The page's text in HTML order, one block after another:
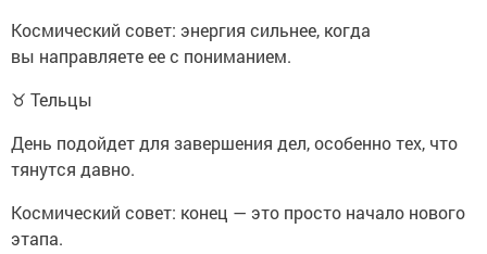
Космический совет: энергия сильнее, когда
вы направляете ее с пониманием.
♉ Тельцы
День подойдет для завершения дел, особенно тех, что
тянутся давно.
Космический совет: конец — это просто начало нового
этапа.